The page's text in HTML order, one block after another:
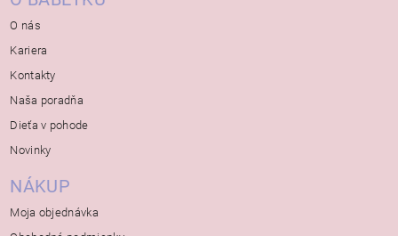
O nás
Kariera
Kontakty
Naša poradňa
Dieťa v pohode
Novinky
NÁKUP
Moja objednávka